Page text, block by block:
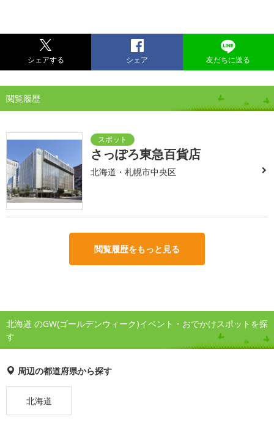
シェアする シェア 友だちに送る
閲覧履歴
さっぽろ東急百貨店
北海道・札幌市中央区
閲覧履歴をもっと見る
北海道 のGW(ゴールデンウィーク)イベント・おでかけスポットを探
す
周辺の都道府県から探す
北海道